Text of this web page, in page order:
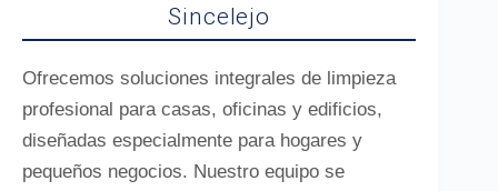
Sincelejo
Ofrecemos soluciones integrales de limpieza
profesional para casas, oficinas y edificios,
diseñadas especialmente para hogares y
pequeños negocios. Nuestro equipo se